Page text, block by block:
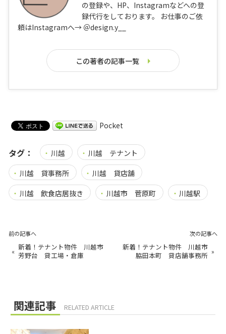
の登録や、HP、Instagramなどへの登
録代行をしております。 お仕事のご依
頼はInstagramへ→ ＠design.y__
この著者の記事一覧
Pocket
タグ： 川越
川越 テナント
川越 貸事務所
川越 貸店舗
川越 飲食店居抜き
川越市 菅原町 川越駅
前の記事へ
« 新着！テナント物件 川越市
芳野台 貸工場・倉庫
次の記事へ
新着！テナント物件 川越市
脇田本町 貸店舗事務所 »
関連記事 RELATED ARTICLE